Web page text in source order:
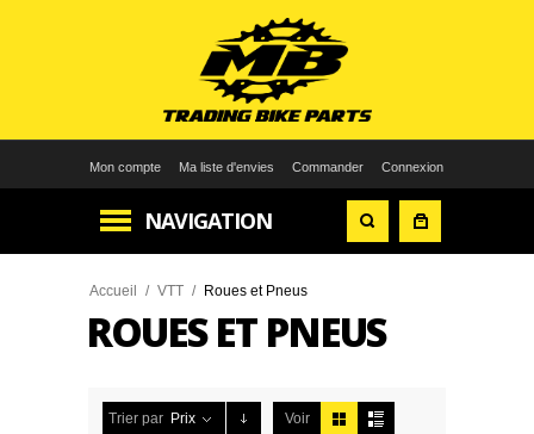
Mon compte Ma liste d'envies Commander Connexion
NAVIGATION
Accueil / VTT / Roues et Pneus
ROUES ET PNEUS
Trier par Prix Voir